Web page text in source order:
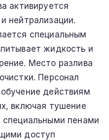
активируется
нейтрализации.
специальным
жидкость и
Место разлива
Персонал
действиям
включая тушение
специальными пенами
доступ